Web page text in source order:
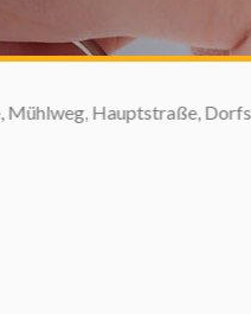
Dorfstraße, ...